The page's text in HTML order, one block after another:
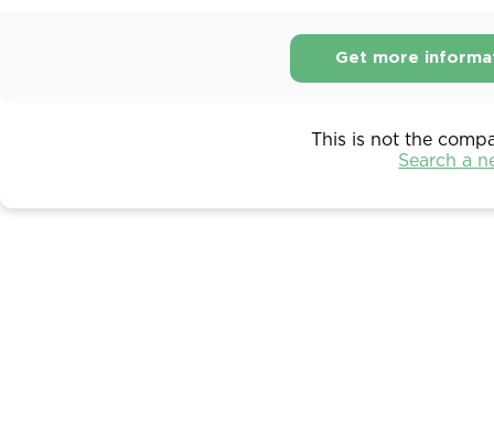
Get more
This is not the
Search a